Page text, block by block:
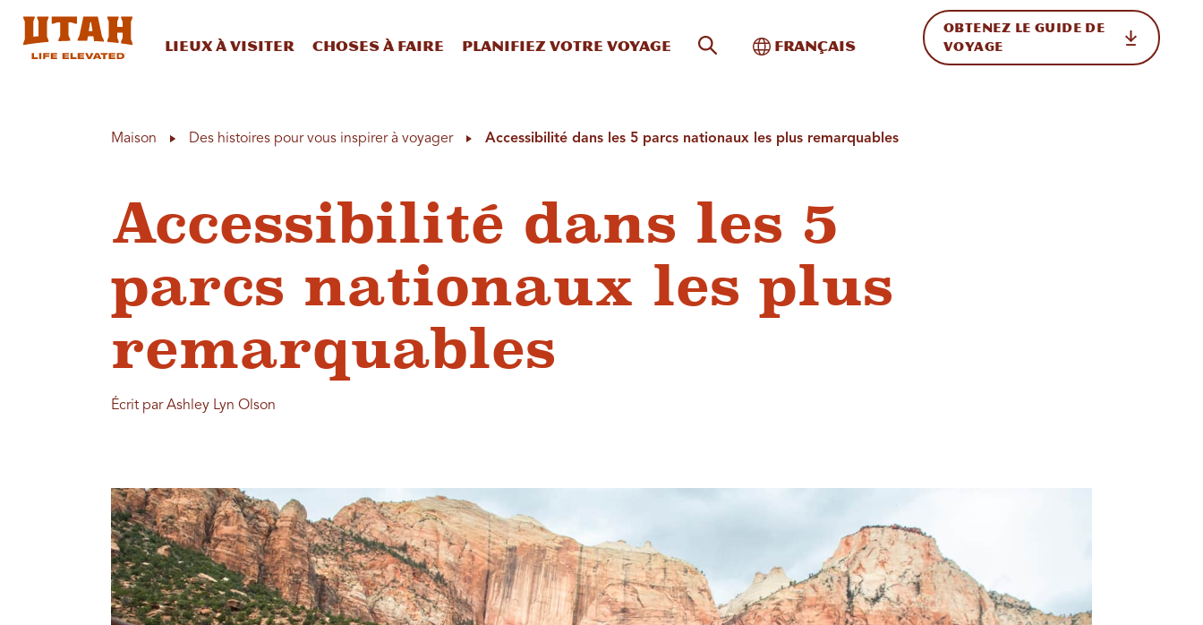
Lieux à visiter Choses à faire Planifiez votre voyage Recherche sur le site
Basculer vers l'international
Français
OBTENEZ LE GUIDE DE
VOYAGE
Maison Des histoires pour vous inspirer à voyager Accessibilité dans les 5 parcs nationaux les plus remarquables
Accessibilité dans les 5
parcs nationaux les plus
remarquables
Écrit par Ashley Lyn Olson